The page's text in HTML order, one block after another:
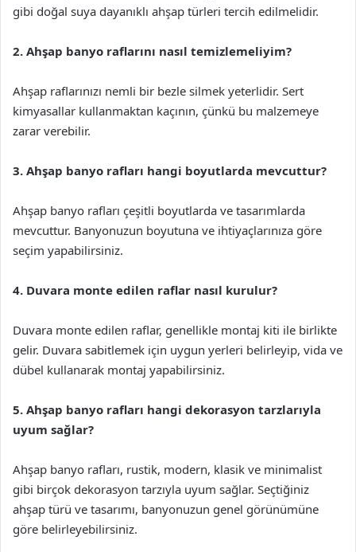
gibi doğal suya dayanıklı ahşap türleri tercih edilmelidir.
2. Ahşap banyo raflarını nasıl temizlemeliyim?
Ahşap raflarınızı nemli bir bezle silmek yeterlidir. Sert
kimyasallar kullanmaktan kaçının, çünkü bu malzemeye
zarar verebilir.
3. Ahşap banyo rafları hangi boyutlarda mevcuttur?
Ahşap banyo rafları çeşitli boyutlarda ve tasarımlarda
mevcuttur. Banyonuzun boyutuna ve ihtiyaçlarınıza göre
seçim yapabilirsiniz.
4. Duvara monte edilen raflar nasıl kurulur?
Duvara monte edilen raflar, genellikle montaj kiti ile birlikte
gelir. Duvara sabitlemek için uygun yerleri belirleyip, vida ve
dübel kullanarak montaj yapabilirsiniz.
5. Ahşap banyo rafları hangi dekorasyon tarzlarıyla
uyum sağlar?
Ahşap banyo rafları, rustik, modern, klasik ve minimalist
gibi birçok dekorasyon tarzıyla uyum sağlar. Seçtiğiniz
ahşap türü ve tasarımı, banyonuzun genel görünümüne
göre belirleyebilirsiniz.